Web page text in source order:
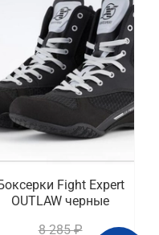
Боксерки Fight Expert
OUTLAW черные
8 285 ₽